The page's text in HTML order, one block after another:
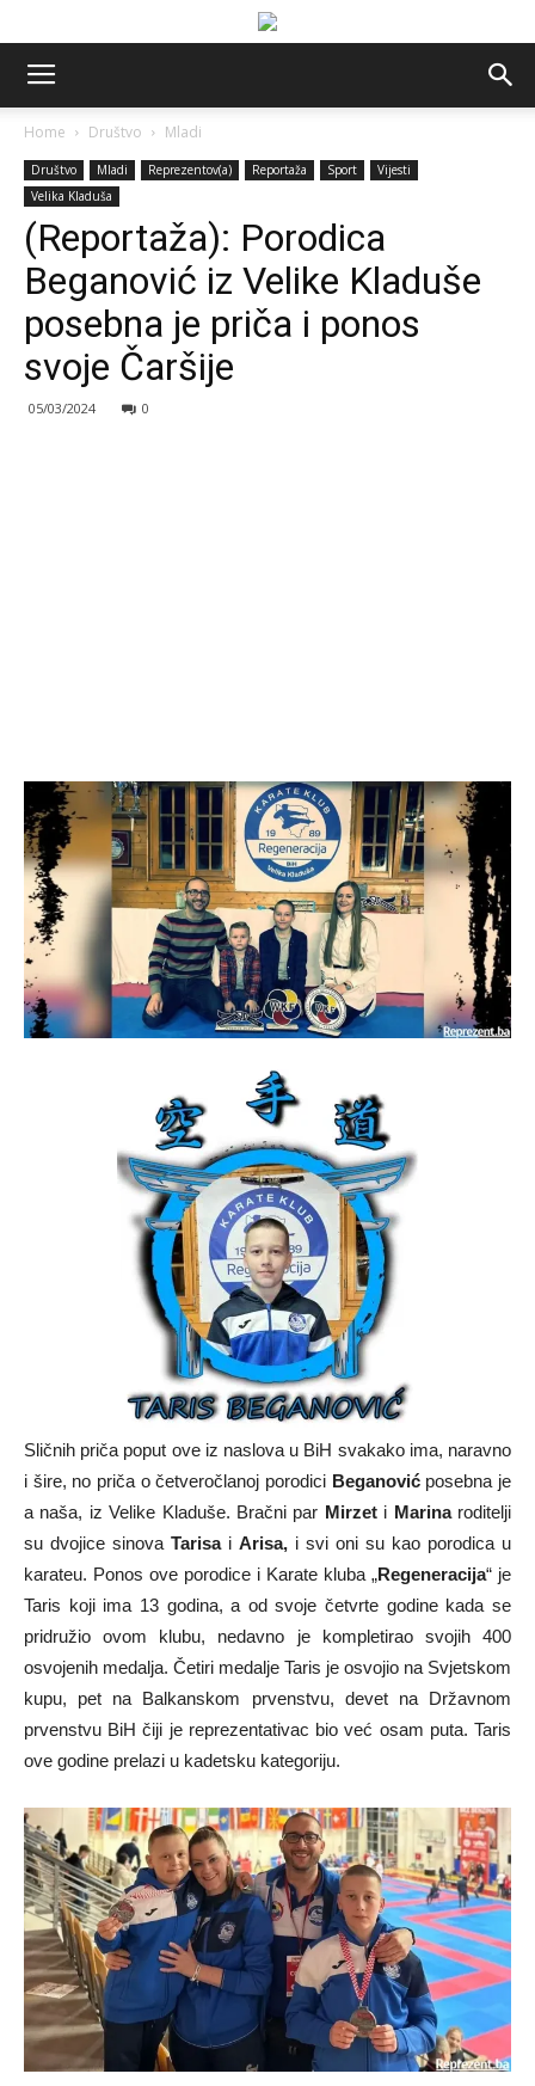
Home Društvo Mladi
Društvo Mladi Reprezentov(a) Reportaža Sport
Vijesti
Velika Kladuša
(Reportaža): Porodica
Beganović iz Velike Kladuše
posebna je priča i ponos
svoje Čaršije
05/03/2024 0
Sličnih priča poput ove iz naslova u BiH svakako ima, naravno
i šire, no priča o četveročlanoj porodici Beganovićposebna je
a naša, iz Velike Kladuše. Bračni par Mirzet i Marinaroditelji
su dvojice sinova Tarisai Arisa, i svi oni su kao porodica u
karateu. Ponos ove porodice i Karate kluba „Regeneracija“ je
Taris koji ima 13 godina, a od svoje četvrte godine kada se
pridružio ovom klubu, nedavno je kompletirao svojih 400
osvojenih medalja. Četiri medalje Taris je osvojio na Svjetskom
kupu, pet na Balkanskom prvenstvu, devet na Državnom
prvenstvu BiH čiji je reprezentativac bio već osam puta. Taris
ove godine prelazi u kadetsku kategoriju.